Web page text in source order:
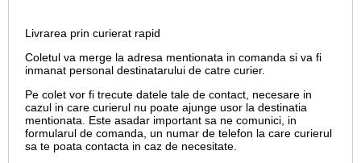
Livrarea prin curierat rapid
Coletul va merge la adresa mentionata in comanda si va fi
inmanat personal destinatarului de catre curier.
Pe colet vor fi trecute datele tale de contact, necesare in
cazul in care curierul nu poate ajunge usor la destinatia
mentionata. Este asadar important sa ne comunici, in
formularul de comanda, un numar de telefon la care curierul
sa te poata contacta in caz de necesitate.